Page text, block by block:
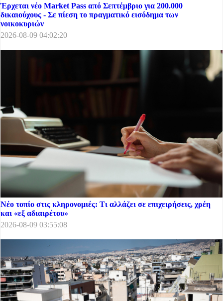
Έρχεται νέο Market Pass από Σεπτέμβριο για 200.000
δικαιούχους - Σε πίεση το πραγματικό εισόδημα των
νοικοκυριών
2026-08-09 04:02:20
Νέο τοπίο στις κληρονομιές: Τι αλλάζει σε επιχειρήσεις, χρέη
και «εξ αδιαιρέτου»
2026-08-09 03:55:08